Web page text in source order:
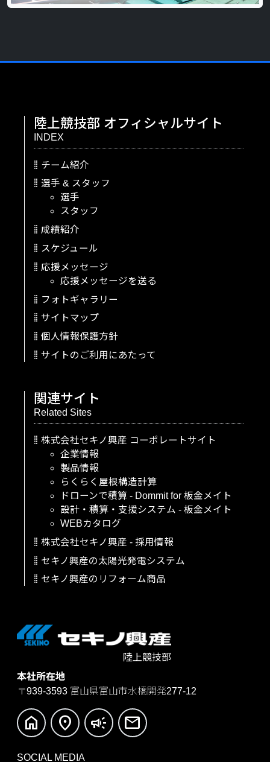
陸上競技部
本社所在地
〒939-3593 富山県富山市水橋開発277-12
home location_on campaign mail
SOCIAL MEDIA
陸上競技部 オフィシャルサイト
INDEX
チーム紹介
選手 & スタッフ
選手
スタッフ
成績紹介
スケジュール
応援メッセージ
応援メッセージを送る
フォトギャラリー
サイトマップ
個人情報保護方針
サイトのご利用にあたって
関連サイト
Related Sites
株式会社セキノ興産 コーポレートサイト
企業情報
製品情報
らくらく屋根構造計算
ドローンで積算 - Dommit for 板金メイト
設計・積算・支援システム - 板金メイト
WEBカタログ
株式会社セキノ興産 - 採用情報
セキノ興産の太陽光発電システム
セキノ興産のリフォーム商品